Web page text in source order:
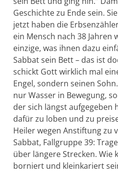
Geschichte zu Ende sein.
jetzt haben die
ein Mensch nach 38 Jahren
einzige, was ihnen dazu
Sabbat sein Bett – das ist
schickt Gott wirklich mal
Engel, sondern seinen
nur Wasser in Bewegung,
der sich längst aufgegeben
dafür zu loben und zu
Heiler we­gen Anstiftung zu
Sabbat, Fallgruppe 39:
über längere Strecken. Wie
borniert und kleinkariert